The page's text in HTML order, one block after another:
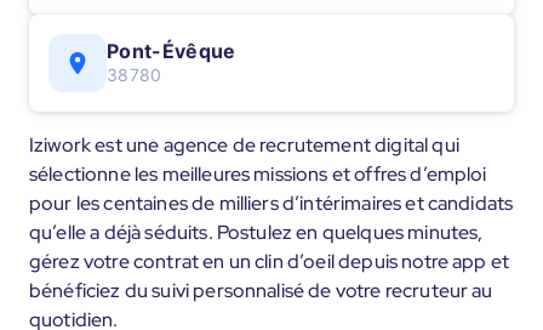
Pont-Évêque
38780
Iziwork est une agence de recrutement digital qui
sélectionne les meilleures missions et offres d’emploi
pour les centaines de milliers d’intérimaires et candidats
qu’elle a déjà séduits. Postulez en quelques minutes,
gérez votre contrat en un clin d’oeil depuis notre app et
bénéficiez du suivi personnalisé de votre recruteur au
quotidien.